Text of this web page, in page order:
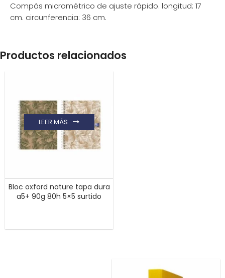
Compás micrométrico de ajuste rápido. longitud: 17
cm. circunferencia: 36 cm.
Productos relacionados
Bloc oxford nature tapa dura
a5+ 90g 80h 5×5 surtido
LEER MÁS